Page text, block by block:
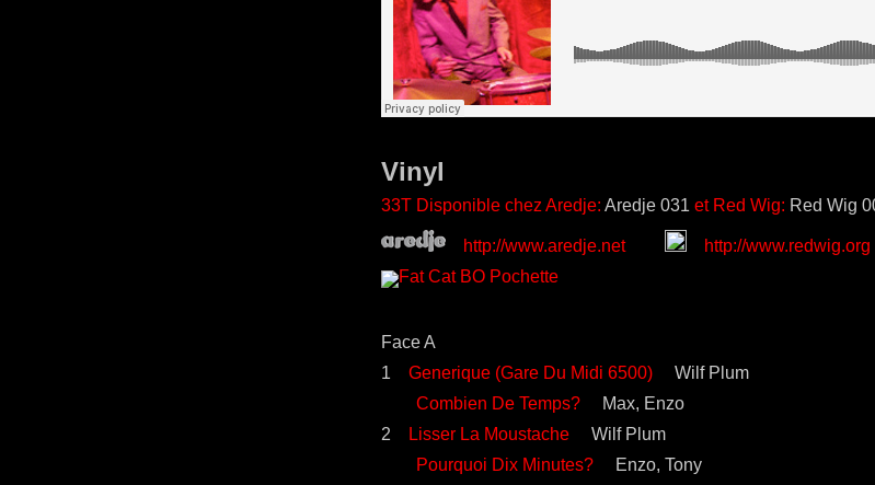
Vinyl
33T Disponible chez Aredje: Aredje 031 et Red Wig: Red Wig
http://www.aredje.net http://www.redwig.org
Face A
1 Generique (Gare Du Midi 6500)
Wilf Plum
Combien De Temps?
Max, Enzo
2
Lisser La Moustache
Wilf Plum
Pourquoi Dix Minutes?
Enzo, Tony